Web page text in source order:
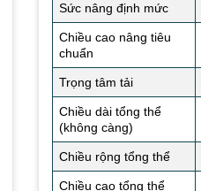
Sức nâng định mức
Chiều cao nâng tiêu
chuẩn
Trọng tâm tải
Chiều dài tổng thể
(không càng)
Chiều rộng tổng thể
Chiều cao tổng thể